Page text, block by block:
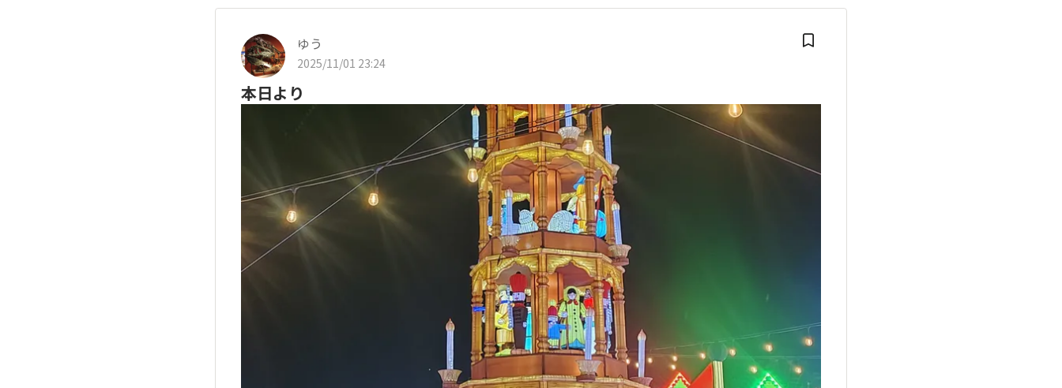
ゆう
2025/11/01 23:24
本日より